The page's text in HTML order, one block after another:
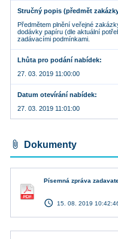
Stručný popis (předmět
Předmětem plnění veřejné
dodávky papíru (dle aktuální
zadávacími podmínkami.
Lhůta pro podání nabídek
27. 03. 2019 11:00:00
Datum otevírání nabídek
27. 03. 2019 11:01:00
attach_file Dokumenty
Písemná zpráva
access_time 15. 08. 2019